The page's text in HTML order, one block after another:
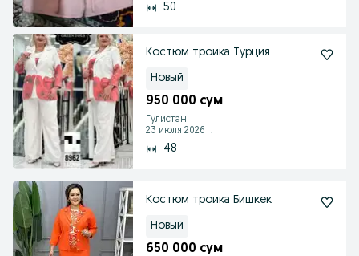
50
Костюм троика Турция
Новый
950 000 сум
Гулистан
23 июля 2026 г.
48
Костюм троика Бишкек
Новый
650 000 сум